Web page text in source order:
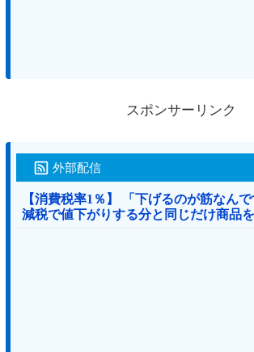
スポンサーリンク
外部配信
【消費税率1％】 「下げるのが筋なん
減税で値下がりする分と同じだけ商品
価格を変えない店も